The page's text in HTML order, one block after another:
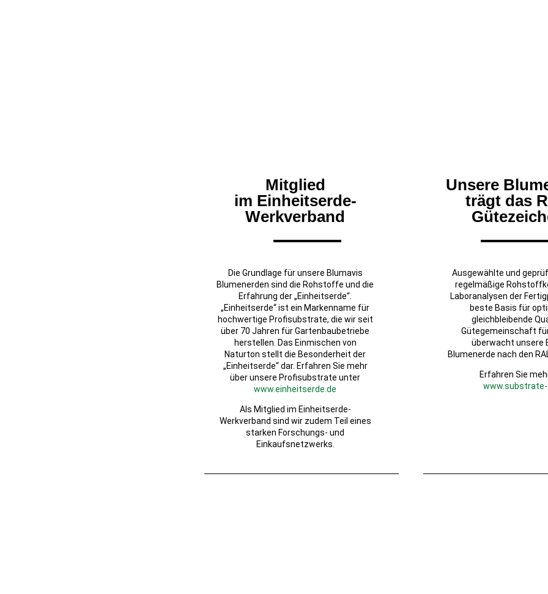
Mitglied
im Einheitserde-
Werkverband
Die Grundlage für unsere Blumavis
Blumenerden sind die Rohstoffe und die
Erfahrung der „Einheitserde“.
„Einheitserde“ ist ein Markenname für
hochwertige Profisubstrate, die wir seit
über 70 Jahren für Gartenbaubetriebe
herstellen. Das Einmischen von
Naturton stellt die Besonderheit der
„Einheitserde“ dar. Erfahren Sie mehr
über unsere Profisubstrate unter
www.einheitserde.de
Als Mitglied im Einheitserde-
Werkverband sind wir zudem Teil eines
starken Forschungs- und
Einkaufsnetzwerks.
Unsere
trägt das
Ausgewählte und
regelmäßige
Laboranalysen der
beste Basis für
gleichbleibende
Gütegemeinschaft
überwacht unsere
Blumenerde nach den
Erfahren Sie
www.substrate-